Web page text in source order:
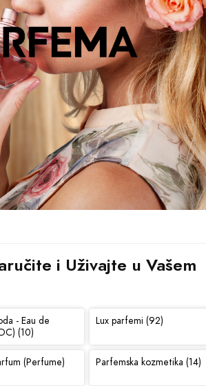
i Uživajte u Vašem
- Eau de
(10)
Lux parfemi (92)
(Perfume) Parfemska kozmetika (14)